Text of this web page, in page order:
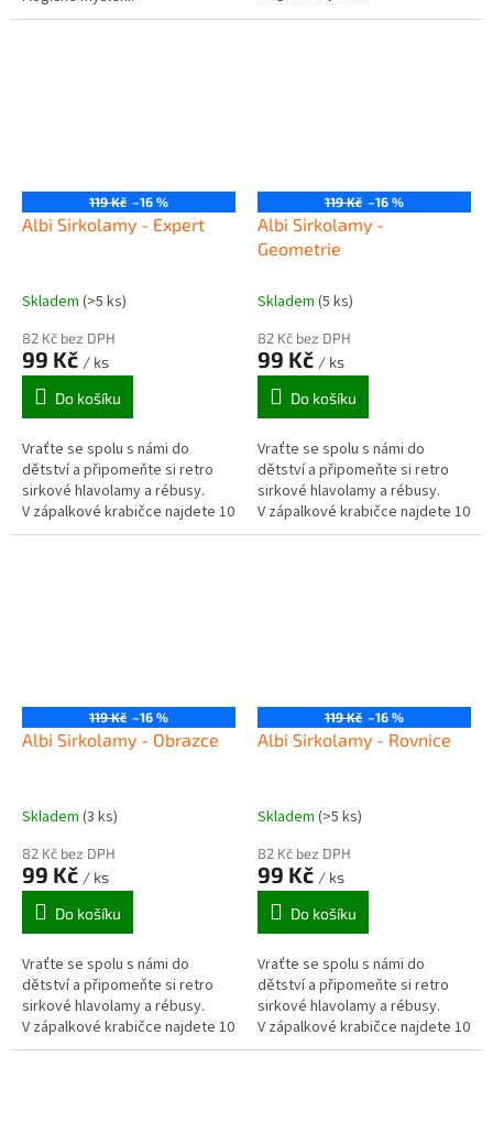
119 Kč –16 %
Albi Sirkolamy - Expert
Skladem (>5 ks)
82 Kč bez DPH
99 Kč / ks
Do košíku
Vraťte se spolu s námi do
dětství a připomeňte si retro
sirkové hlavolamy a rébusy.
V zápalkové krabičce najdete 10
zadání hlavolamů, které vám
119 Kč –16 %
Albi Sirkolamy -
Geometrie
Skladem (5 ks)
82 Kč bez DPH
99 Kč / ks
Do košíku
Vraťte se spolu s námi do
dětství a připomeňte si retro
sirkové hlavolamy a rébusy.
V zápalkové krabičce najdete 10
zadání hlavolamů, které vám
119 Kč –16 %
Albi Sirkolamy - Obrazce
Skladem (3 ks)
82 Kč bez DPH
99 Kč / ks
Do košíku
Vraťte se spolu s námi do
dětství a připomeňte si retro
sirkové hlavolamy a rébusy.
V zápalkové krabičce najdete 10
zadání hlavolamů, které vám
119 Kč –16 %
Albi Sirkolamy - Rovnice
Skladem (>5 ks)
82 Kč bez DPH
99 Kč / ks
Do košíku
Vraťte se spolu s námi do
dětství a připomeňte si retro
sirkové hlavolamy a rébusy.
V zápalkové krabičce najdete 10
zadání hlavolamů, které vám